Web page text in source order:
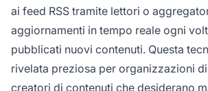
ai feed RSS tramite lettori o
aggiornamenti in tempo reale ogni
pubblicati nuovi contenuti. Questa
rivelata preziosa per organizzazioni
creatori di contenuti che desiderano